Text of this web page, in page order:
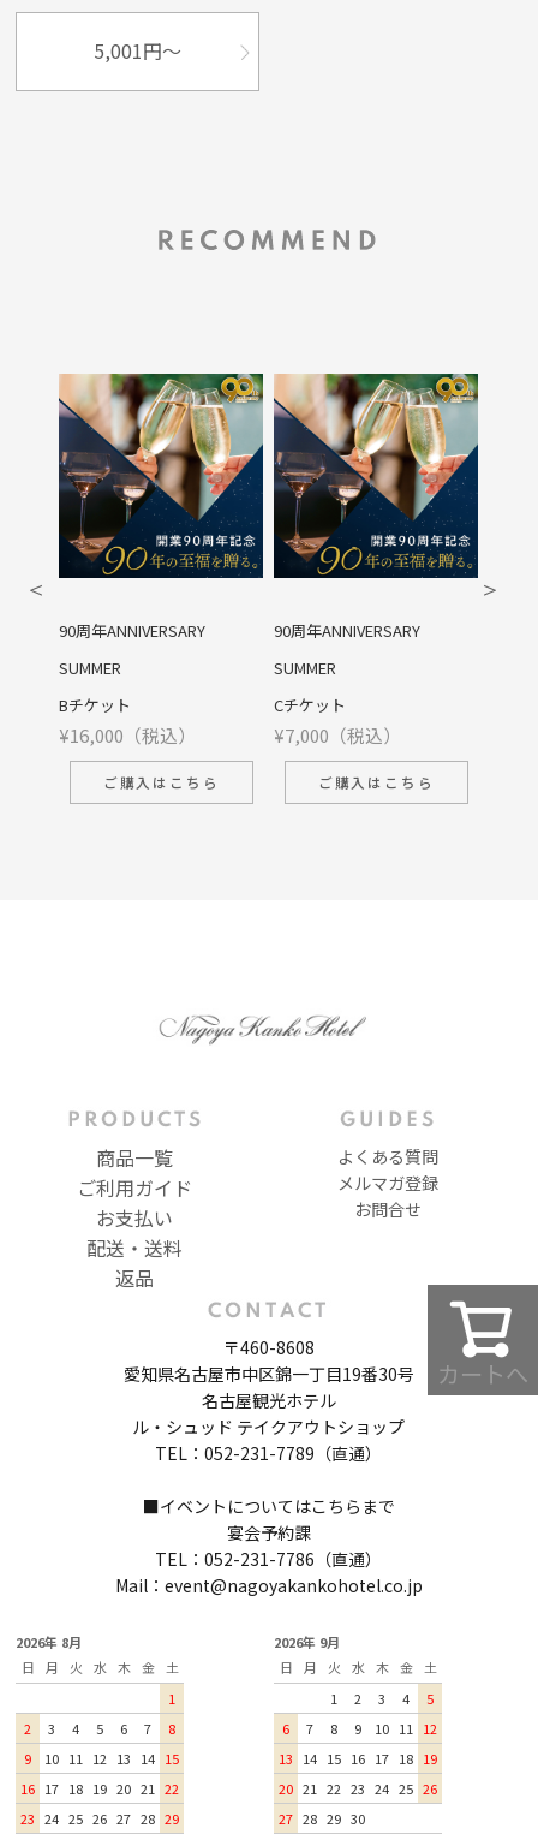
カートへ
5,001円～
90周年ANNIVERSARY
SUMMER
Cチケット
¥7,000（税込）
ご購入はこちら
3店舗より選べるレストラン
ランチ券 A
¥10,000（税込）
ご購入はこちら
商品一覧
ご利用ガイド
お支払い
配送・送料
返品
よくある質問
メルマガ登録
お問合せ
〒460-8608
愛知県名古屋市中区錦一丁目19番30号
名古屋観光ホテル
ル・シュッド テイクアウトショップ
TEL：052-231-7789（直通）
■イベントについてはこちらまで
宴会予約課
TEL：052-231-7786（直通）
Mail：event@nagoyakankohotel.co.jp
2026年 8月
日
月 火 水 木 金
土
1
2
3 4 5 6 7
8
9
10 11 12 13 14 15
16 17 18 19 20 21
22
23 24 25 26 27 28 29
2026年 9月
日
月 火 水 木 金
土
1
2 3 4
5
6
7 8 9 10 11
12
13
14 15 16 17 18 19
20 21 22 23 24 25 26
27 28 29 30